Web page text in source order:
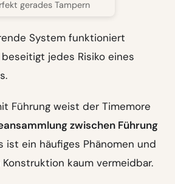
gerades Tampern
System funktioniert
jedes Risiko eines
Führung weist der Timemore
zwischen Führung
ist ein häufiges Phänomen und
kaum vermeidbar.